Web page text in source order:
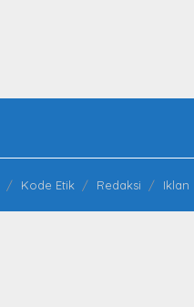
Kode Etik Redaksi Iklan